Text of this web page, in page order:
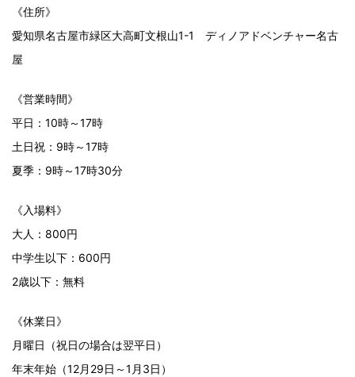
《住所》
愛知県名古屋市緑区大高町文根山1-1 ディノアドベンチャー名古
屋
《営業時間》
平日：10時～17時
土日祝：9時～17時
夏季：9時～17時30分
《入場料》
大人：800円
中学生以下：600円
2歳以下：無料
《休業日》
月曜日（祝日の場合は翌平日）
年末年始（12月29日～1月3日）